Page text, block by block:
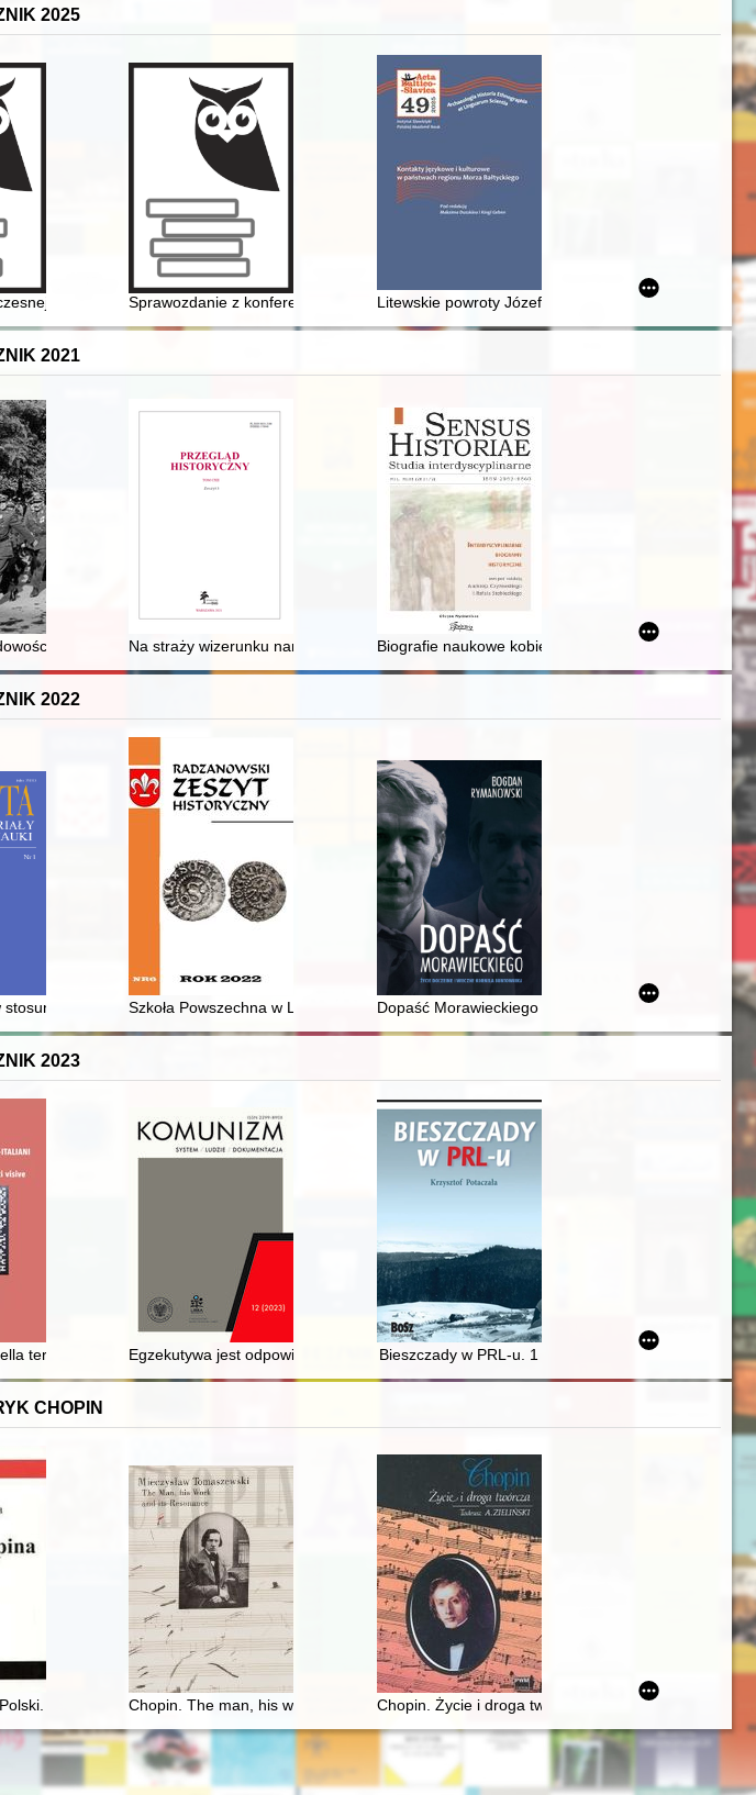
2025
: księga pamiątkowa dla księdza profesora Antoniego Troniny w 80. rocznicę urodzin
biografistyki historycznej w kontekście badań nad emancypacją Polek w XIX i XX wieku =
Sprawozdanie z konferencji naukowej "Poza. Historie kobiet znikających z nauki-sztuki-
Litewskie powroty Józefa Mackiewicza : transmisja
2021
Żydóww propagandowej walce o Śląsk po pierwszej wojnie światowej
Na straży wizerunku narodu : cenzura w latach sześćdziesiątych wobec stosunków
Biografie naukowe kobiet : kilka uwag o tym, czy i jak
2022
stosunkach polsko-belgijskich od lat czterdziestych do lat siedemdziesiątych XX w. w świetle
Szkoła Powszechna w Luszewie Dopaść Morawieckiego : życie doczesne i wieczne
2023
de la région dans la première moitié du XIXème siècle
latach 1950-1956
terra..." : il motivo dello sterminio nelle apere di Walter Lazzaro (1914-1989)
Egzekutywa jest odpowiedzialna za Urząd i jego pracę" : realizacja przez komitety
Bieszczady w PRL-u. 1
CHOPIN
Siedem szkicówChopin. The man, his work and its resonanceChopin. Życie i droga twórcza